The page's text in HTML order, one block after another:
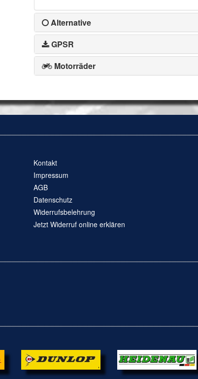
Alternative
GPSR
Motorräder
Kontakt
Impressum
AGB
Datenschutz
Widerrufsbelehrung
Jetzt Widerruf online erklären